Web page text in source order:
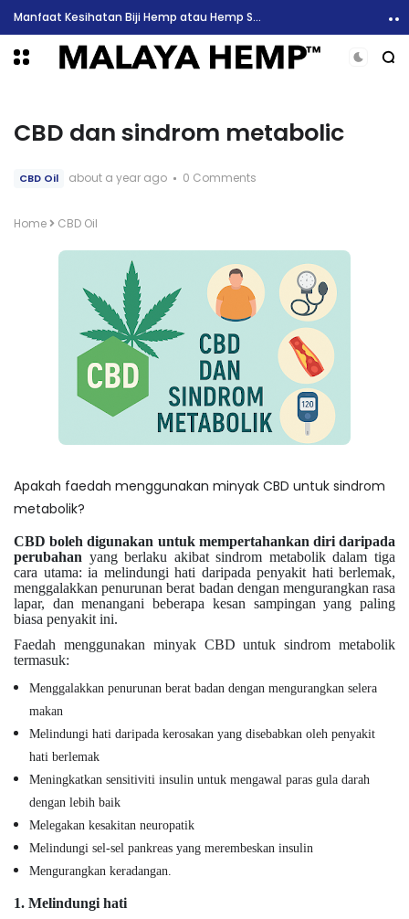
Manfaat Kesihatan Biji Hemp atau Hemp Seed
CBD dan sindrom metabolic
CBD Oil about a year ago 0 Comments
Home CBD Oil
Apakah faedah menggunakan minyak CBD untuk sindrom
metabolik?
CBD boleh digunakan untuk mempertahankan diri daripada
perubahan yang berlaku akibat sindrom metabolik dalam tiga
cara utama: ia melindungi hati daripada penyakit hati berlemak,
menggalakkan penurunan berat badan dengan mengurangkan rasa
lapar, dan menangani beberapa kesan sampingan yang paling
biasa penyakit ini.
Faedah menggunakan minyak CBD untuk sindrom metabolik
termasuk:
Menggalakkan penurunan berat badan dengan mengurangkan selera
makan
Melindungi hati daripada kerosakan yang disebabkan oleh penyakit
hati berlemak
Meningkatkan sensitiviti insulin untuk mengawal paras gula darah
dengan lebih baik
Melegakan kesakitan neuropatik
Melindungi sel-sel pankreas yang merembeskan insulin
Mengurangkan keradangan.
1. Melindungi hati